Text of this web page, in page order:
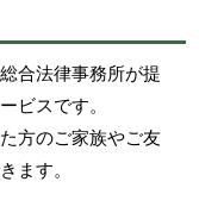
合法律事務所が提
ビスです。
方のご家族やご友
ます。